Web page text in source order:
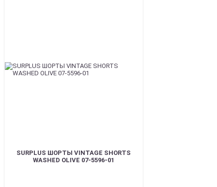
SURPLUS ШОРТЫ VINTAGE SHORTS
WASHED OLIVE 07-5596-01